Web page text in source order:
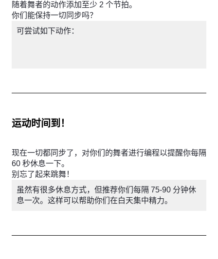
随着舞者的动作添加至少 2 个节拍。
你们能保持一切同步吗？
可尝试如下动作：
运动时间到！
现在一切都同步了，对你们的舞者进行编程以提醒你每隔
60 秒休息一下。
别忘了起来跳舞！
虽然有很多休息方式，但推荐你们每隔 75-90 分钟休
息一次。这样可以帮助你们在白天集中精力。